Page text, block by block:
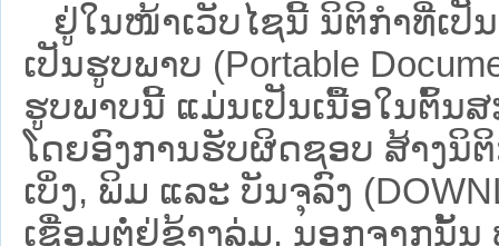
ຢູ່ໃນໜ້າ​ເວັບ​ໄຊ​ນີ້ ນິຕິກຳທີ່ເປັ
ເປັນຮູບພາບ (Portable
ຮູບພາບນີ້ ແມ່ນເປັນເນື້ອໃນຕົ້ນ
ໂດຍອົງການຮັບຜິດຊອບ ສ້າງນິ
ເບິ່ງ, ພິມ ແລະ ບັນຈຸລົງ
ເຊື່ອມຕໍ່ຢູ່ຂ້າງລຸ່ມ. ນອກຈາກນັ້ນ